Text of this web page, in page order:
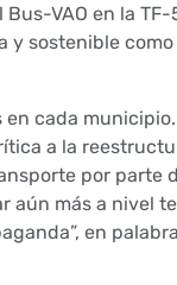
VAO en la
sostenible como
cada
a la
por parte
aún más a nivel
en